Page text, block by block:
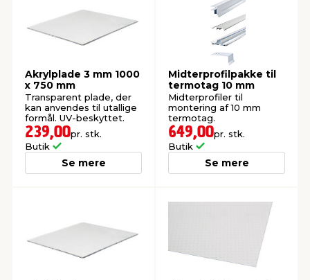
Akrylplade 3 mm 1000
x 750 mm
Transparent plade, der
kan anvendes til utallige
formål. UV-beskyttet.
239,00pr. stk.
Butik
Se mere
Midterprofilpakke til
termotag 10 mm
Midterprofiler til
montering af 10 mm
termotag.
649,00pr. stk.
Butik
Se mere